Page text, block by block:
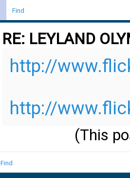
Find
RE: LEYLAND
http://
http://
(This
Find